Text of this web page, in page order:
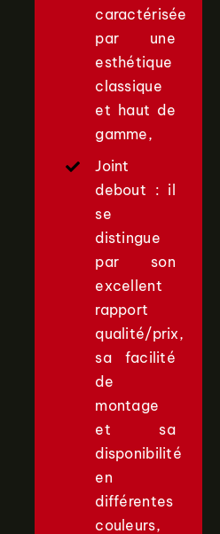
caractérisée
par une
esthétique
classique
et haut de
gamme,
Joint
debout : il
se
distingue
par son
excellent
rapport
qualité/prix,
sa facilité
de
montage
et sa
disponibilité
en
différentes
couleurs,